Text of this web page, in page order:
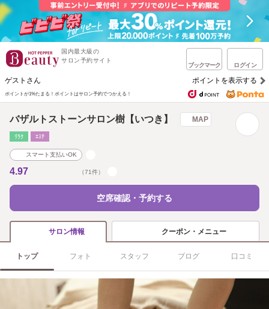
国内最大級の
サロン予約サイト
ブックマーク ログイン
ゲストさん ポイントを表示する
ポイントが1%たまる！ ポイントはサロン予約でつかえる！
バザルトストーンサロン樹【いつき】 MAP
ﾘﾗｸ ｴｽﾃ
スマート支払いOK
4.97 （71件）
空席確認・予約する
サロン情報 クーポン・メニュー
トップ フォト スタッフ ブログ 口コミ